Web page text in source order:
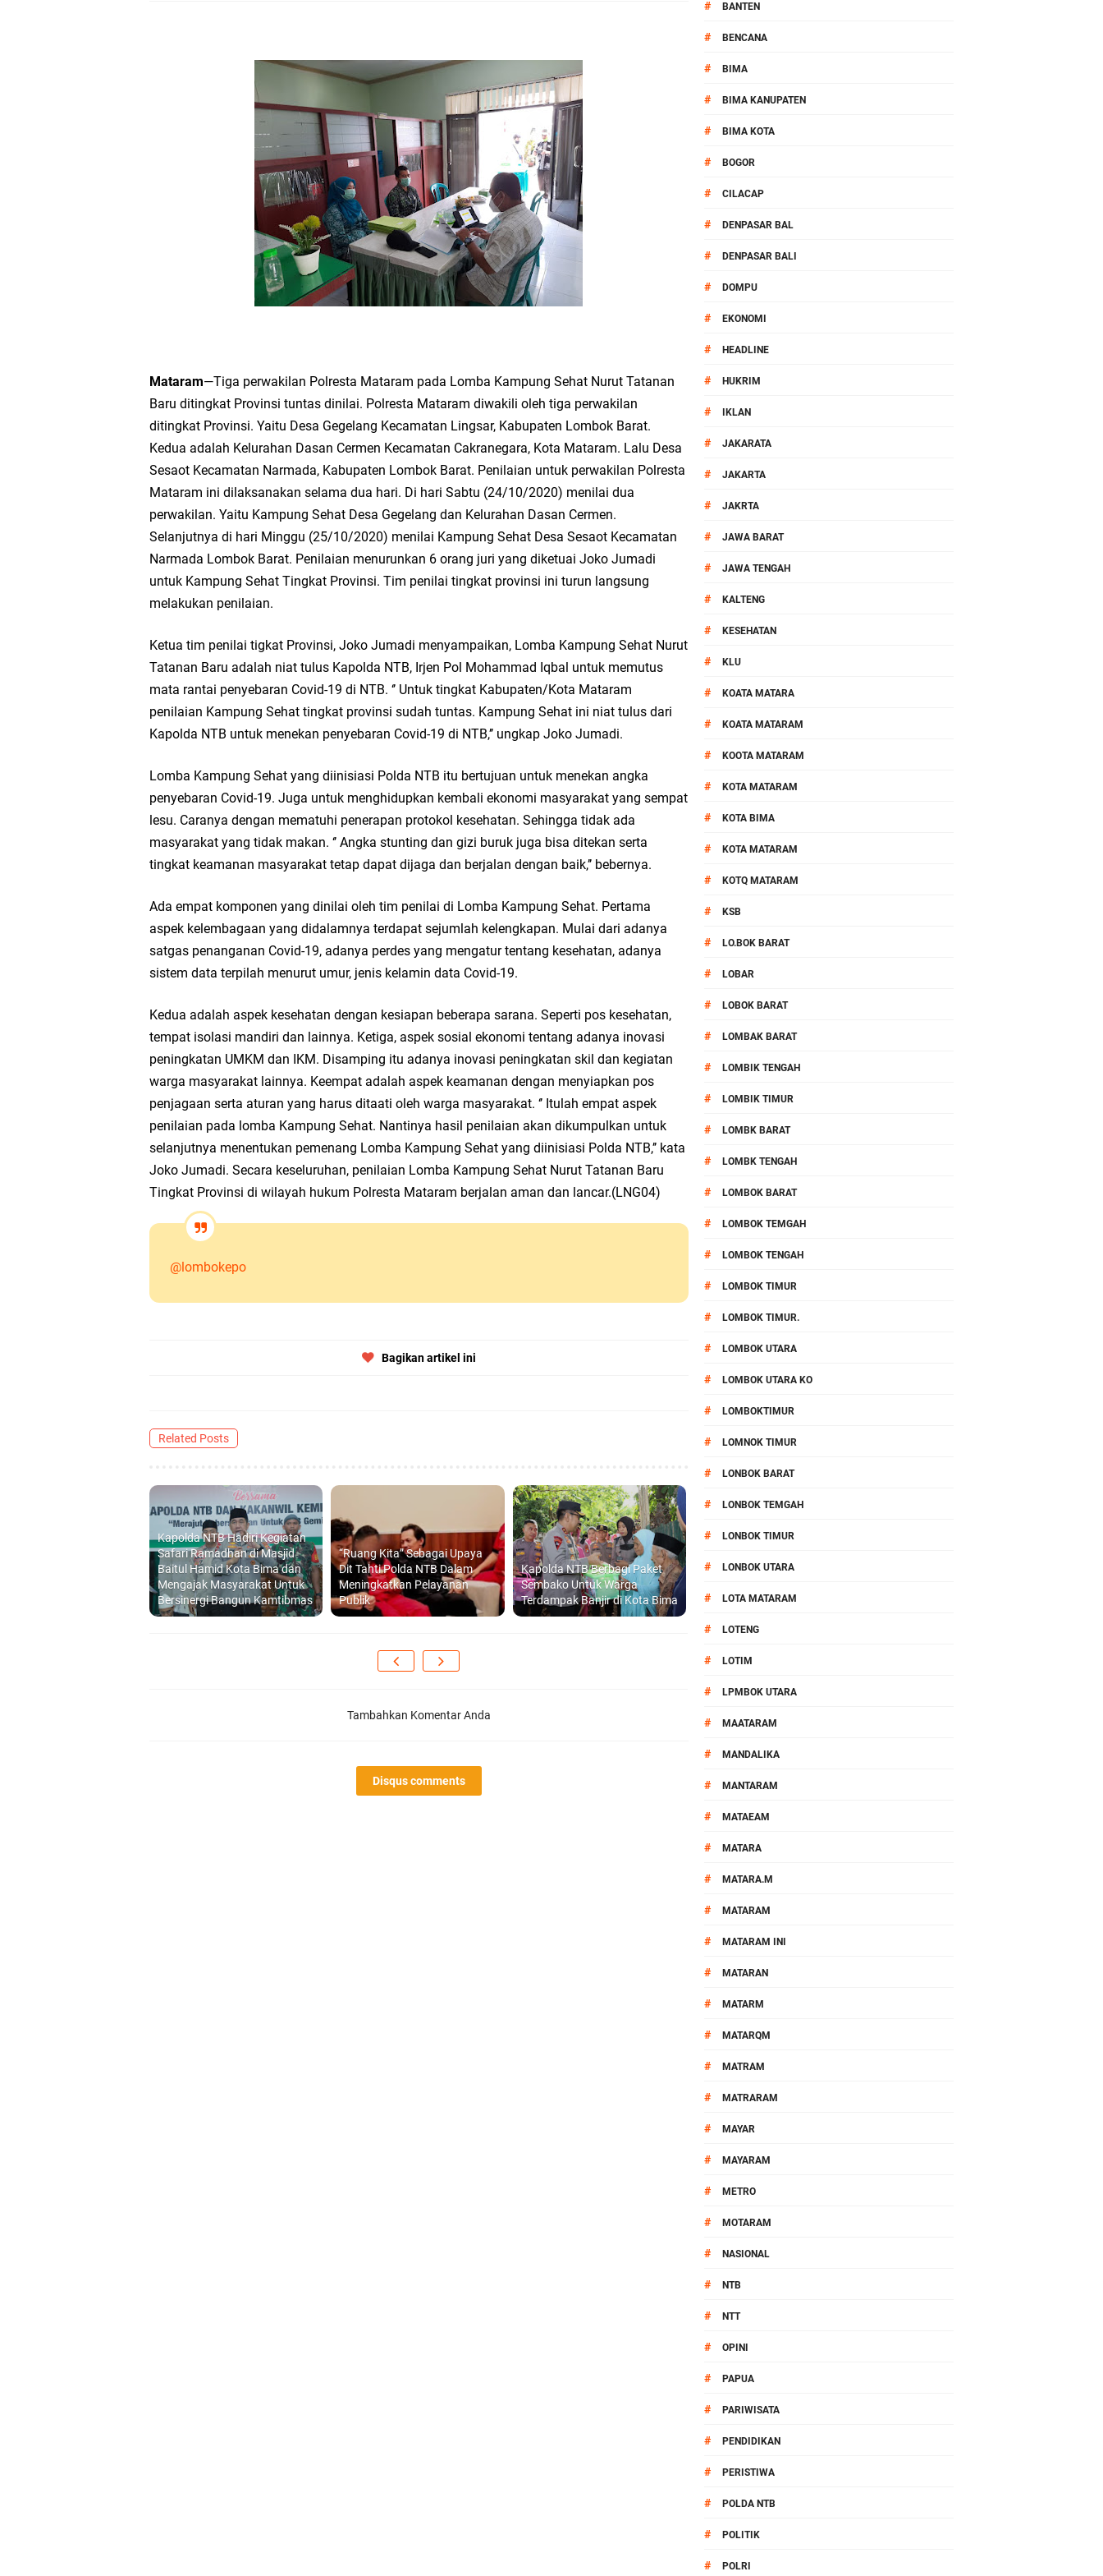
Tim URC Polres Lombok Timur Ringkus Pelaku Curanmor Bersana BB
Polsek Gunungsari Kawal keamanan Acara Selamatan Bendungan Meninting
Samapta Polresta Mataram Patroli di Wilayah Ampenan
Kapolsek Selaparang Sambangi Kepala Lingkungan Taman Perkuat Sinergitas
Sosialisasi Pilkades Serentak 2026 Digelar, Polsek Narmada Siap Jaga Kondusivitas
Kapolsek Lingsar Tindaklanjuti Arahan Ditbinmas, Intensifkan fungsi Polmas
Dua Residivis Curanmor Dibekuk Polisi, Motor Curian Dijual ke Lombok Tengah
LPA Mataram. Apresiasi Polisi Berhasil Ungkap Kasus Kematian Mahasiswi NDR
Kapolda NTB Letakkan Batu Pertama Balai Kemitraan Polri dan Masyarakat
Kapolda NTB Matangkan Pengamanan MotoGP 2026
Kapolda NTB Sambut Kontingen Peraih Juara III Badminton Kapolri Cup 2026
Polda NTB Perkuat Upaya Cegah Gangguan Kamtibmas Lewat Patroli
Polsek Sandubaya Kawal Prosesi Ngaben di Cilinaya
Kapolsek Lingsar Apresiasi Relawan Evakuasi Wisatawan Berikan HT
Wakapolda NTB Pimpin Patroli Rinjani Presisi di Wilayah Lombok Tengah
Mataram—Tiga perwakilan Polresta Mataram pada Lomba Kampung Sehat Nurut Tatanan
Baru ditingkat Provinsi tuntas dinilai. Polresta Mataram diwakili oleh tiga perwakilan
ditingkat Provinsi. Yaitu Desa Gegelang Kecamatan Lingsar, Kabupaten Lombok Barat.
Kedua adalah Kelurahan Dasan Cermen Kecamatan Cakranegara, Kota Mataram. Lalu Desa
Sesaot Kecamatan Narmada, Kabupaten Lombok Barat. Penilaian untuk perwakilan Polresta
Mataram ini dilaksanakan selama dua hari. Di hari Sabtu (24/10/2020) menilai dua
perwakilan. Yaitu Kampung Sehat Desa Gegelang dan Kelurahan Dasan Cermen.
Selanjutnya di hari Minggu (25/10/2020) menilai Kampung Sehat Desa Sesaot Kecamatan
Narmada Lombok Barat. Penilaian menurunkan 6 orang juri yang diketuai Joko Jumadi
untuk Kampung Sehat Tingkat Provinsi. Tim penilai tingkat provinsi ini turun langsung
melakukan penilaian.
Ketua tim penilai tigkat Provinsi, Joko Jumadi menyampaikan, Lomba Kampung Sehat Nurut
Tatanan Baru adalah niat tulus Kapolda NTB, Irjen Pol Mohammad Iqbal untuk memutus
mata rantai penyebaran Covid-19 di NTB. ‘’ Untuk tingkat Kabupaten/Kota Mataram
penilaian Kampung Sehat tingkat provinsi sudah tuntas. Kampung Sehat ini niat tulus dari
Kapolda NTB untuk menekan penyebaran Covid-19 di NTB,’’ ungkap Joko Jumadi.
Lomba Kampung Sehat yang diinisiasi Polda NTB itu bertujuan untuk menekan angka
penyebaran Covid-19. Juga untuk menghidupkan kembali ekonomi masyarakat yang sempat
lesu. Caranya dengan mematuhi penerapan protokol kesehatan. Sehingga tidak ada
masyarakat yang tidak makan. ‘’ Angka stunting dan gizi buruk juga bisa ditekan serta
tingkat keamanan masyarakat tetap dapat dijaga dan berjalan dengan baik,’’ bebernya.
Ada empat komponen yang dinilai oleh tim penilai di Lomba Kampung Sehat. Pertama
aspek kelembagaan yang didalamnya terdapat sejumlah kelengkapan. Mulai dari adanya
satgas penanganan Covid-19, adanya perdes yang mengatur tentang kesehatan, adanya
sistem data terpilah menurut umur, jenis kelamin data Covid-19.
Kedua adalah aspek kesehatan dengan kesiapan beberapa sarana. Seperti pos kesehatan,
tempat isolasi mandiri dan lainnya. Ketiga, aspek sosial ekonomi tentang adanya inovasi
peningkatan UMKM dan IKM. Disamping itu adanya inovasi peningkatan skil dan kegiatan
warga masyarakat lainnya. Keempat adalah aspek keamanan dengan menyiapkan pos
penjagaan serta aturan yang harus ditaati oleh warga masyarakat. ‘’ Itulah empat aspek
penilaian pada lomba Kampung Sehat. Nantinya hasil penilaian akan dikumpulkan untuk
selanjutnya menentukan pemenang Lomba Kampung Sehat yang diinisiasi Polda NTB,’’ kata
Joko Jumadi. Secara keseluruhan, penilaian Lomba Kampung Sehat Nurut Tatanan Baru
Tingkat Provinsi di wilayah hukum Polresta Mataram berjalan aman dan lancar.(LNG04)
@lombokepo
Bagikan artikel ini
Related Posts
Kapolda NTB Hadiri Kegiatan
Safari Ramadhan di Masjid
Baitul Hamid Kota Bima dan
Mengajak Masyarakat Untuk
Bersinergi Bangun Kamtibmas
“Ruang Kita” Sebagai Upaya
Dit Tahti Polda NTB Dalam
Meningkatkan Pelayanan
Publik
Kapolda NTB Berbagi Paket
Sembako Untuk Warga
Terdampak Banjir di Kota Bima
Tambahkan Komentar Anda
Disqus comments
# BANTEN
# BENCANA
# BIMA
# BIMA KANUPATEN
# BIMA KOTA
# BOGOR
# CILACAP
# DENPASAR BAL
# DENPASAR BALI
# DOMPU
# EKONOMI
# HEADLINE
# HUKRIM
# IKLAN
# JAKARATA
# JAKARTA
# JAKRTA
# JAWA BARAT
# JAWA TENGAH
# KALTENG
# KESEHATAN
# KLU
# KOATA MATARA
# KOATA MATARAM
# KOOTA MATARAM
# KOTA MATARAM
# KOTA BIMA
# KOTA MATARAM
# KOTQ MATARAM
# KSB
# LO.BOK BARAT
# LOBAR
# LOBOK BARAT
# LOMBAK BARAT
# LOMBIK TENGAH
# LOMBIK TIMUR
# LOMBK BARAT
# LOMBK TENGAH
# LOMBOK BARAT
# LOMBOK TEMGAH
# LOMBOK TENGAH
# LOMBOK TIMUR
# LOMBOK TIMUR.
# LOMBOK UTARA
# LOMBOK UTARA KO
# LOMBOKTIMUR
# LOMNOK TIMUR
# LONBOK BARAT
# LONBOK TEMGAH
# LONBOK TIMUR
# LONBOK UTARA
# LOTA MATARAM
# LOTENG
# LOTIM
# LPMBOK UTARA
# MAATARAM
# MANDALIKA
# MANTARAM
# MATAEAM
# MATARA
# MATARA.M
# MATARAM
# MATARAM INI
# MATARAN
# MATARM
# MATARQM
# MATRAM
# MATRARAM
# MAYAR
# MAYARAM
# METRO
# MOTARAM
# NASIONAL
# NTB
# NTT
# OPINI
# PAPUA
# PARIWISATA
# PENDIDIKAN
# PERISTIWA
# POLDA NTB
# POLITIK
# POLRI